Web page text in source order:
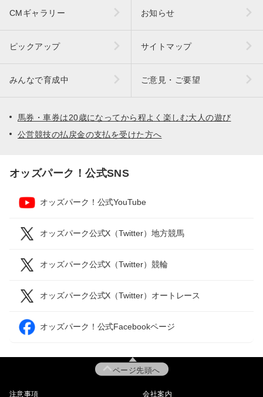
CMギャラリー お知らせ
ピックアップ サイトマップ
みんなで育成中 ご意見・ご要望
馬券・車券は20歳になってから程よく楽しむ大人の遊び
公営競技の払戻金の支払を受けた方へ
オッズパーク！公式SNS
オッズパーク！公式YouTube
オッズパーク公式X（Twitter）地方競馬
オッズパーク公式X（Twitter）競輪
オッズパーク公式X（Twitter）オートレース
オッズパーク！公式Facebookページ
ページ先頭へ
注意事項 会社案内